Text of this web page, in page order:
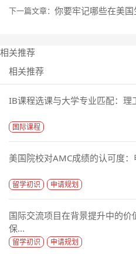
下一篇文章： 你要牢记哪些在美国
相关推荐
相关推荐
IB课程选课与大学专业匹配：理
国际课程
美国院校对AMC成绩的认可度：
留学初识 申请规划
国际交流项目在背景提升中的价
保...
留学初识 申请规划